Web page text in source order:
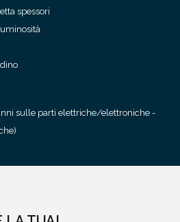
spessori
sulle parti elettriche/elettroniche -